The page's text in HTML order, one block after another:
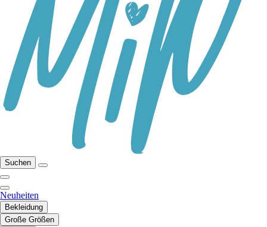
Suchen
Neuheiten
Bekleidung
Große Größen